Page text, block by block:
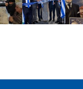
Καραχρήστος 7